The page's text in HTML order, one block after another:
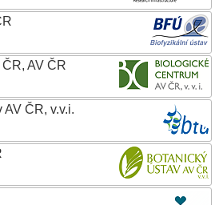
AV ČR
ČR, v.v.i.